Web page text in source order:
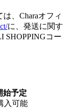
、Charaオフィ
に、発送に関す
SHOPPINGコー
予定
入可能